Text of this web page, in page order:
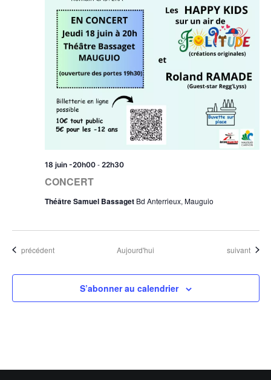
CONCERT
18 juin -20h00- 22h30
Théâtre Samuel Bassaget Bd Anterrieux, Mauguio
Évènements
précédent Aujourd'hui Évènements
suivant
S’abonner au calendrier